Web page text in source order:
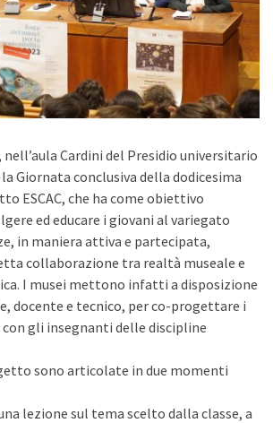
nell’aula Cardini del Presidio universitario
Giornata conclusiva della dodicesima
ESCAC, che ha come obiettivo
ed educare i giovani al variegato
in maniera attiva e partecipata,
collaborazione tra realtà museale e
I musei mettono infatti a disposizione
docente e tecnico, per co-progettare i
gli insegnanti delle discipline
sono articolate in due momenti
lezione sul tema scelto dalla classe, a